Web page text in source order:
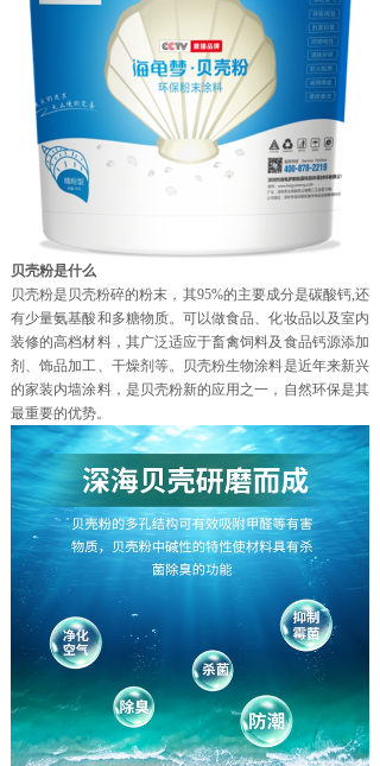
贝壳粉是什么
贝壳粉是贝壳粉碎的粉末，其95%的主要成分是碳酸钙,还
有少量氨基酸和多糖物质。可以做食品、化妆品以及室内
装修的高档材料，其广泛适应于畜禽饲料及食品钙源添加
剂、饰品加工、干燥剂等。贝壳粉生物涂料是近年来新兴
的家装内墙涂料，是贝壳粉新的应用之一，自然环保是其
最重要的优势。